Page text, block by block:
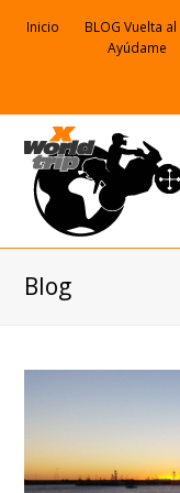
Inicio BLOG Vuelta
Ayúdame
Blog